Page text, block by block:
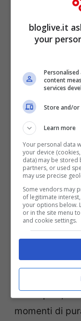
I divi
ospiti di
arriva
cinema
Charlize Theron
Con la
amatissimi
spettacolo,
dello sport,
momenti di
bloglive.it
your
content
services
Store and/or
Learn more
Your personal data
your device
data) may be stored
partners, or used
may use precise
Some vendors may
of legitimate
your options below.
or in the site menu
and cookie settings.